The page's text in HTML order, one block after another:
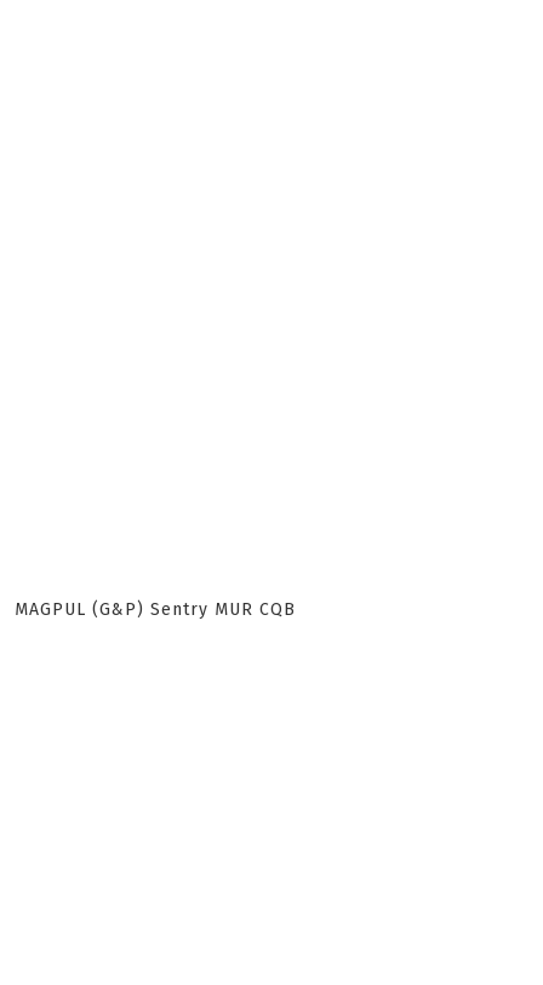
MAGPUL (G&P) Sentry MUR CQB